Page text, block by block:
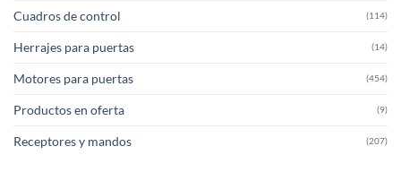
Cuadros de control (114)
Herrajes para puertas (14)
Motores para puertas (454)
Productos en oferta (9)
Receptores y mandos (207)